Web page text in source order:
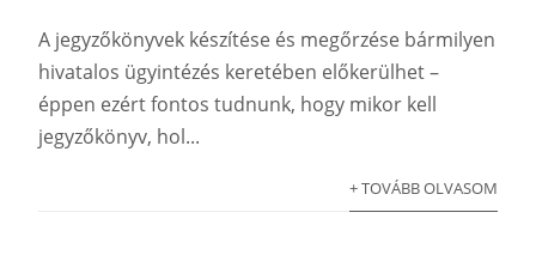
A jegyzőkönyvek készítése és megőrzése bármilyen
hivatalos ügyintézés keretében előkerülhet –
éppen ezért fontos tudnunk, hogy mikor kell
jegyzőkönyv, hol...
+ TOVÁBB OLVASOM